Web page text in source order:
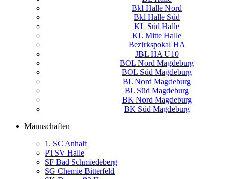
Bkl Halle Nord
Bkl Halle Süd
KL Süd Halle
KL Mitte Halle
Bezirkspokal HA
JBL HA U10
BOL Nord Magdeburg
BOL Süd Magdeburg
BL Nord Magdeburg
BL Süd Magdeburg
BK Nord Magdeburg
BK Süd Magdeburg
Mannschaften
1. SC Anhalt
PTSV Halle
SF Bad Schmiedeberg
SG Chemie Bitterfeld